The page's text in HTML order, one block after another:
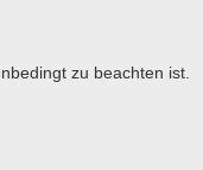
zu beachten ist.